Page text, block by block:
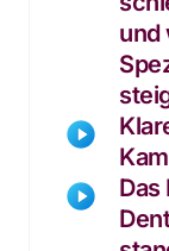
und
Das